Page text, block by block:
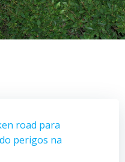
road para
perigos na